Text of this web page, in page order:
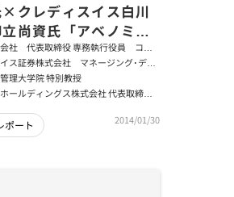
クレディスイス白川
尚資氏「アベノミク
社 代表取締役 専務執行役員 コー
ディネーショングループ長
ス証券株式会社 マネージング･ディ
フ・エコノミスト 債券本部 経済調
理大学院 特別教授
ールディングス株式会社 代表取締役
ポート 2014/01/30